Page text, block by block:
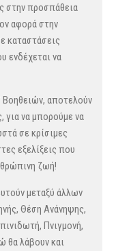
στην προσπάθεια
αφορά στην
καταστάσεις
ενδέχεται να
αποτελούν
για να μπορούμε να
σε κρίσιμες
εξελίξεις που
ζωή!
μεταξύ άλλων
Θέση Ανάνηψης,
Πνιγμονή,
θα λάβουν και